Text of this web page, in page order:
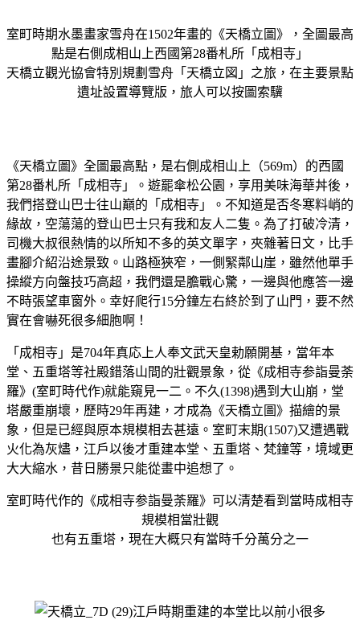
室町時期水墨畫家雪舟在1502年畫的《天橋立圖》，全圖最高
點是右側成相山上西國第28番札所「成相寺」
天橋立觀光協會特別規劃雪舟「天橋立図」之旅，在主要景點
遺址設置導覽版，旅人可以按圖索驥
《天橋立圖》全圖最高點，是右側成相山上（569m）的西國
第28番札所「成相寺」。遊罷傘松公園，享用美味海華丼後，
我們搭登山巴士往山巔的「成相寺」。不知道是否冬寒料峭的
緣故，空蕩蕩的登山巴士只有我和友人二隻。為了打破冷清，
司機大叔很熱情的以所知不多的英文單字，夾雜著日文，比手
畫腳介紹沿途景致。山路極狹窄，一側緊鄰山崖，雖然他單手
操縱方向盤技巧高超，我們還是膽戰心驚，一邊與他應答一邊
不時張望車窗外。幸好爬行15分鐘左右終於到了山門，要不然
實在會嚇死很多細胞啊！
「成相寺」是704年真応上人奉文武天皇勅願開基，當年本
堂、五重塔等社殿錯落山間的壯觀景象，從《成相寺参詣曼荼
羅》(室町時代作)就能窺見一二。不久(1398)遇到大山崩，堂
塔嚴重崩壞，歷時29年再建，才成為《天橋立圖》描繪的景
象，但是已經與原本規模相去甚遠。室町末期(1507)又遭遇戰
火化為灰燼，江戶以後才重建本堂、五重塔、梵鐘等，境域更
大大縮水，昔日勝景只能從畫中追想了。
室町時代作的 《成相寺参詣曼荼羅》可以清楚看到當時成相寺
規模相當壯觀
也有五重塔，現在大概只有當時千分萬分之一
江戶時期重建的本堂比以前小很多